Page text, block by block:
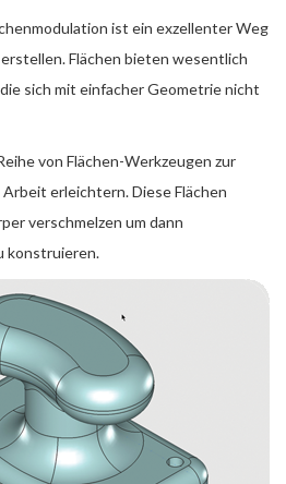
ist ein exzellenter Weg
Flächen bieten wesentlich
sich mit einfacher Geometrie nicht
von Flächen-Werkzeugen zur
erleichtern. Diese Flächen
verschmelzen um dann
konstruieren.